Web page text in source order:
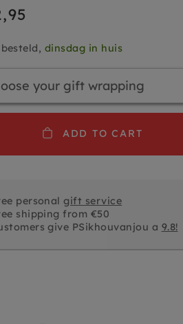
dinsdag in huis
ADD TO CART
personalgift service
shipping from €50
give PSikhouvanjou a 9.8!